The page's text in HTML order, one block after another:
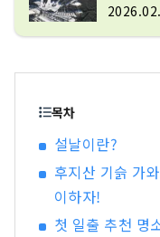
후지센겐
있으며,
마 센겐공
레이토가
습니다. 여
는 가와구
목차
설날이란?
후지산 기슭 가
이하자!
첫 일출 추천 명